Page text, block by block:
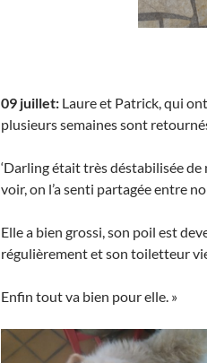
09 juillet: Laure et Patrick, qui
plusieurs semaines sont
‘Darling était très déstabilisée de
voir, on l’a senti partagée entre
Elle a bien grossi, son poil est
régulièrement et son toiletteur
Enfin tout va bien pour elle. »